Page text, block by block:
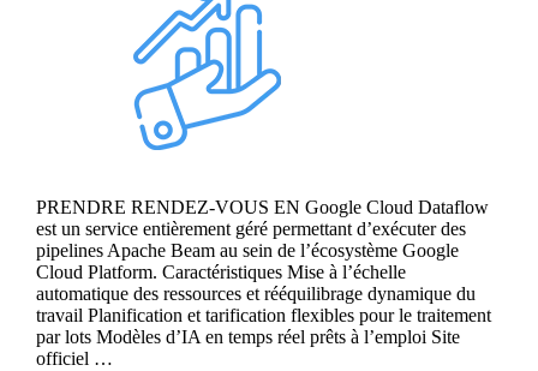
PRENDRE RENDEZ-VOUS EN Google Cloud Dataflow
est un service entièrement géré permettant d’exécuter des
pipelines Apache Beam au sein de l’écosystème Google
Cloud Platform. Caractéristiques Mise à l’échelle
automatique des ressources et rééquilibrage dynamique du
travail Planification et tarification flexibles pour le traitement
par lots Modèles d’IA en temps réel prêts à l’emploi Site
officiel …